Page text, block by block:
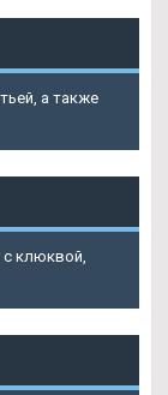
а также
клюквой,